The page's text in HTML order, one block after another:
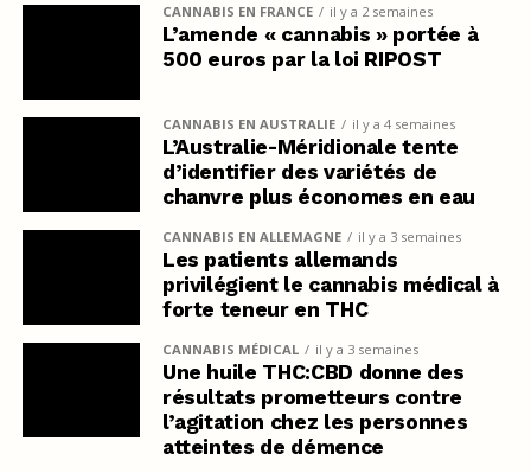
CANNABIS EN FRANCE il y a 2 semaines
L’amende « cannabis » portée à
500 euros par la loi RIPOST
CANNABIS EN AUSTRALIE il y a 4 semaines
L’Australie-Méridionale tente
d’identifier des variétés de
chanvre plus économes en eau
CANNABIS EN ALLEMAGNE il y a 3 semaines
Les patients allemands
privilégient le cannabis médical à
forte teneur en THC
CANNABIS MÉDICAL il y a 3 semaines
Une huile THC:CBD donne des
résultats prometteurs contre
l’agitation chez les personnes
atteintes de démence